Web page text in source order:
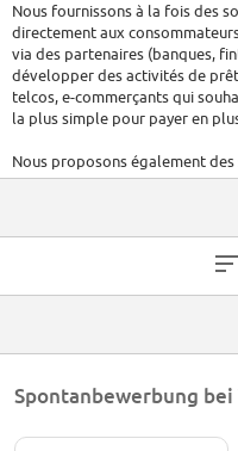
Nous fournissons à la fois des
directement aux
via des partenaires (banques,
développer des activités de
telcos, e-commerçants qui
la plus simple pour payer en
Nous proposons également
Younited Coach " à tous les
· Plus de 550 Younies
Spontanbewerbung